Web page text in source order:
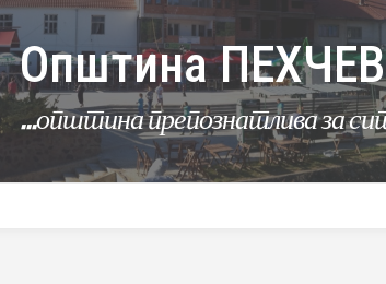
Општина
...општина препознатлива за